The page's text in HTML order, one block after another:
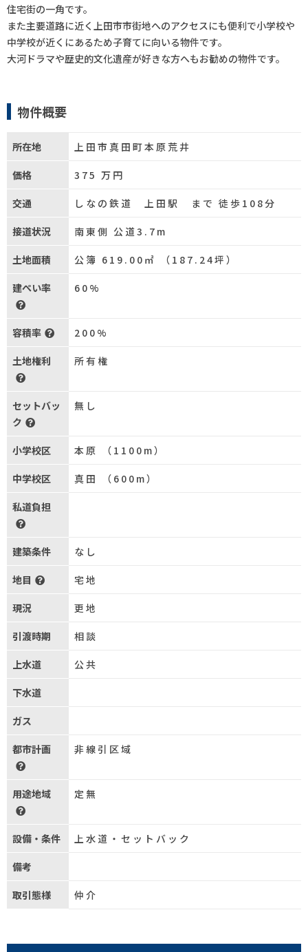
住宅街の一角です。
また主要道路に近く上田市市街地へのアクセスにも便利で小学校や
中学校が近くにあるため子育てに向いる物件です。
大河ドラマや歴史的文化遺産が好きな方へもお勧めの物件です。
物件概要
所在地 上田市真田町本原荒井
価格 375 万円
交通 しなの鉄道 上田駅 まで 徒歩108分
接道状況 南東側 公道3.7m
土地面積 公簿 619.00㎡ （187.24坪）
建ぺい率 60%
容積率 200%
土地権利 所有権
セットバッ
ク
無し
小学校区 本原 （1100m）
中学校区 真田 （600m）
私道負担
建築条件 なし
地目 宅地
現況 更地
引渡時期 相談
上水道 公共
下水道
ガス
都市計画 非線引区域
用途地域 定無
設備・条件 上水道・セットバック
備考
取引態様 仲介